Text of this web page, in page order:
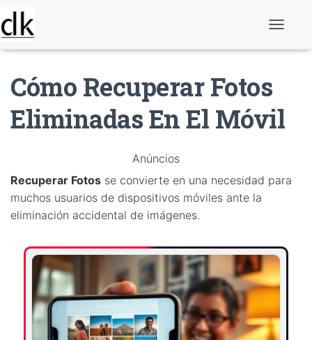
n
g
Cómo Recuperar Fotos
Eliminadas En El Móvil
Anúncios
Recuperar Fotos se convierte en una necesidad para
muchos usuarios de dispositivos móviles ante la
eliminación accidental de imágenes.